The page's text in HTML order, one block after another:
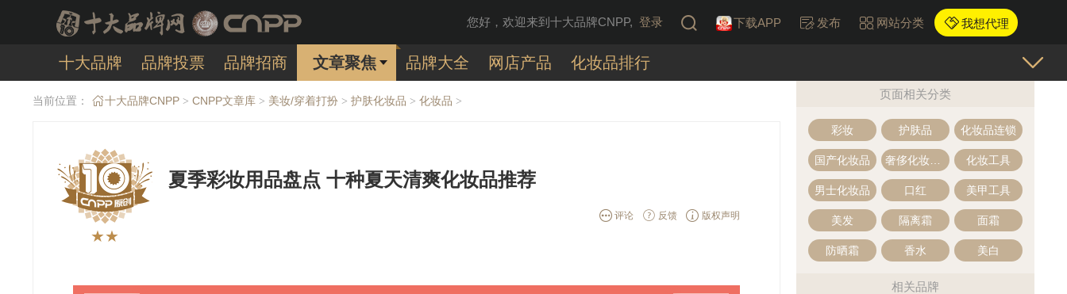
您好，欢迎来到十大品牌CNPP, 登录 下载APP 发布 网站分类 我想代理
十大品牌 品牌投票 品牌招商 文章聚焦 品牌大全 网店产品 化妆品排行
当前位置： 十大品牌CNPP > CNPP文章库 > 美妆/穿着打扮 > 护肤化妆品 > 化妆品 >
★★
夏季彩妆用品盘点 十种夏天清爽化妆品推荐
评论 反馈 版权声明
页面相关分类
彩妆 护肤品 化妆品连锁
国产化妆品 奢侈化妆品·高档化妆品 化妆工具
男士化妆品 口红 美甲工具
美发 隔离霜 面霜
防晒霜 香水 美白
相关品牌